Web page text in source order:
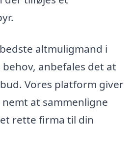
altmuligmand i
anbefales det at
Vores platform giver
at sammenligne
rette firma til din